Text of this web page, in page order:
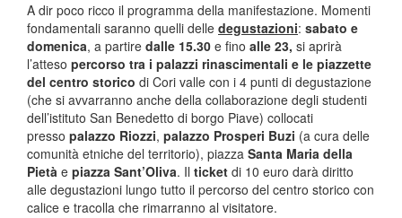
A dir poco ricco il programma della manifestazione. Momenti
fondamentali saranno quelli delle degustazioni: sabato e
domenica, a partire dalle 15.30 e fino alle 23, si aprirà
l’atteso percorso tra i palazzi rinascimentali e le piazzette
del centro storico di Cori valle con i 4 punti di degustazione
(che si avvarranno anche della collaborazione degli studenti
dell’istituto San Benedetto di borgo Piave) collocati
presso palazzo Riozzi, palazzo Prosperi Buzi (a cura delle
comunità etniche del territorio), piazza Santa Maria della
Pietà e piazza Sant’Oliva. Il ticket di 10 euro darà diritto
alle degustazioni lungo tutto il percorso del centro storico con
calice e tracolla che rimarranno al visitatore.